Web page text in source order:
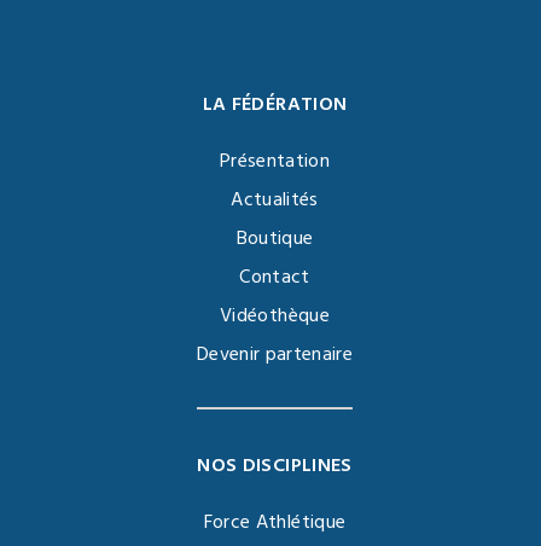
LA FÉDÉRATION
Présentation
Actualités
Boutique
Contact
Vidéothèque
Devenir partenaire
NOS DISCIPLINES
Force Athlétique